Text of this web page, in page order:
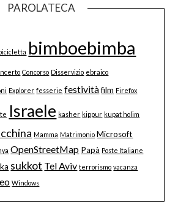
PAROLATECA
bimboebimba
Concorso Disservizio ebraico
Explorer fesserie festività film Firefox
Israele kasher kippur kupat holim
Mamma Matrimonio Microsoft
OpenStreetMap Papà Poste Italiane
sukkot Tel Aviv terrorismo vacanza
Windows